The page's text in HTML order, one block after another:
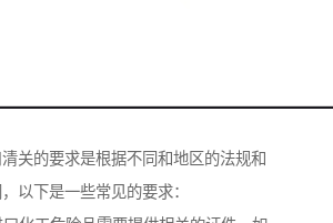
关的要求是根据不同和地区的法规和
以下是一些常见的要求：